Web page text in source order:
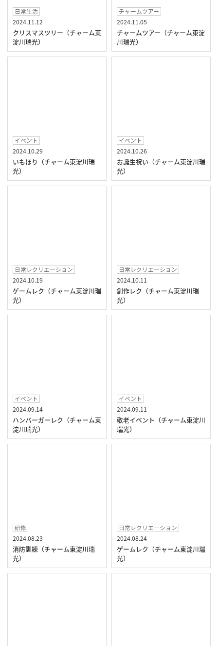
日常生活
2024.11.12
クリスマスツリー（チャーム東
淀川瑞光）
チャームツアー
2024.11.05
チャームツアー（チャーム東淀
川瑞光）
イベント
2024.10.29
いもほり（チャーム東淀川瑞
光）
イベント
2024.10.26
お誕生祝い（チャーム東淀川瑞
光）
日常レクリエ―ション
2024.10.19
ゲームレク（チャーム東淀川瑞
光）
日常レクリエ―ション
2024.10.11
創作レク（チャーム東淀川瑞
光）
イベント
2024.09.14
ハンバーガーレク（チャーム東
淀川瑞光）
イベント
2024.09.11
敬老イベント（チャーム東淀川
瑞光）
研修
2024.08.23
消防訓練（チャーム東淀川瑞
光）
日常レクリエ―ション
2024.08.24
ゲームレク（チャーム東淀川瑞
光）